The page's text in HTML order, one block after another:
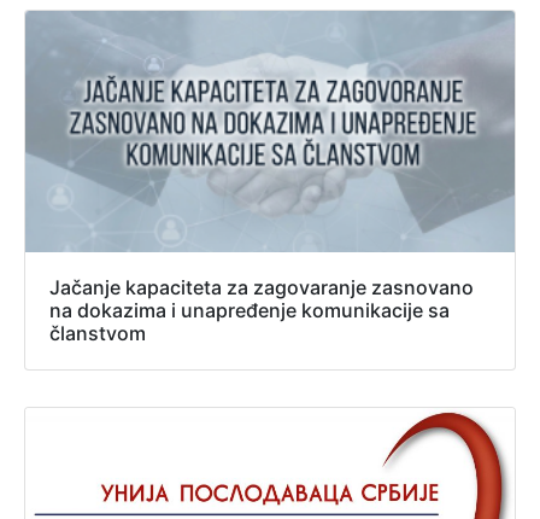
Jačanje kapaciteta za zagovaranje zasnovano
na dokazima i unapređenje komunikacije sa
članstvom